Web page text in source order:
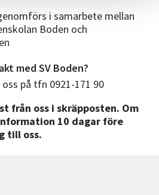
i samarbete mellan
Boden och
med SV Boden?
på tfn 0921-171 90
från oss i skräpposten. Om
10 dagar före
till oss.